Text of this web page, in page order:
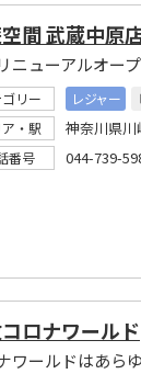
間 武蔵中原
ニューアルオー
リー レジャー
・駅
神奈川県
番号 044-739-
ロナワールド